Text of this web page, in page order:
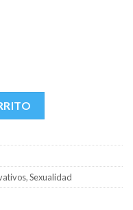
X 3 UND cantidad
,Sexualidad